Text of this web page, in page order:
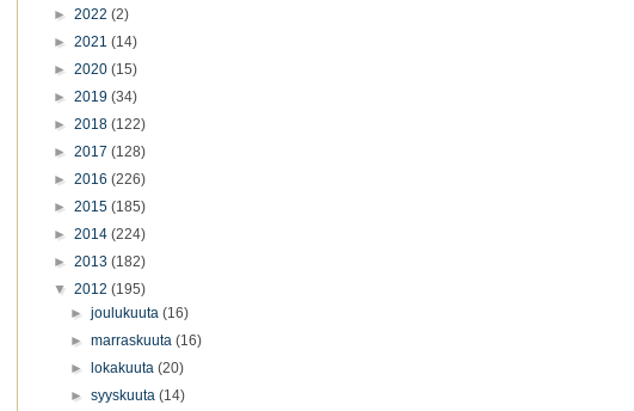
► 2022 (2)
► 2021 (14)
► 2020 (15)
► 2019 (34)
► 2018 (122)
► 2017 (128)
► 2016 (226)
► 2015 (185)
► 2014 (224)
► 2013 (182)
▼ 2012 (195)
►joulukuuta(16)
►marraskuuta(16)
►
lokakuuta(20)
►syyskuuta(14)